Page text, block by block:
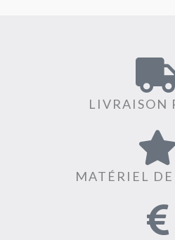
LIVRAISON
MATÉRIEL